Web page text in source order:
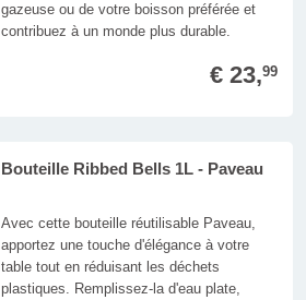
gazeuse ou de votre boisson préférée et
contribuez à un monde plus durable.
€ 23,99
Bouteille Ribbed Bells 1L - Paveau
Avec cette bouteille réutilisable Paveau,
apportez une touche d'élégance à votre
table tout en réduisant les déchets
plastiques. Remplissez-la d'eau plate,